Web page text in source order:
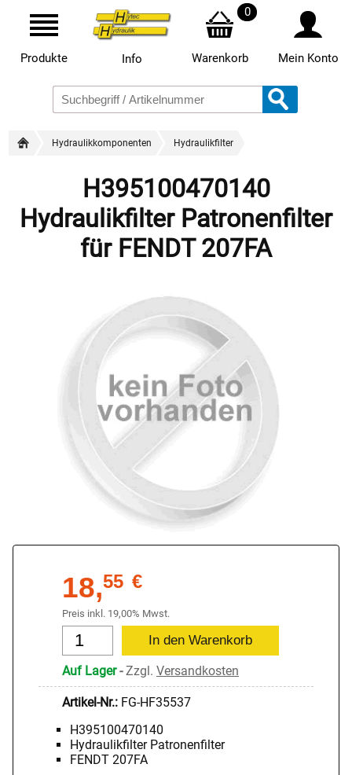
Produkte Info
0
Warenkorb Mein Konto
Hydraulikkomponenten Hydraulikfilter
H395100470140
Hydraulikfilter Patronenfilter
für FENDT 207FA
18,55 €
Preis inkl. 19,00% Mwst.
Auf Lager-Zzgl. Versandkosten
Artikel-Nr.: FG-HF35537
H395100470140
Hydraulikfilter Patronenfilter
FENDT 207FA